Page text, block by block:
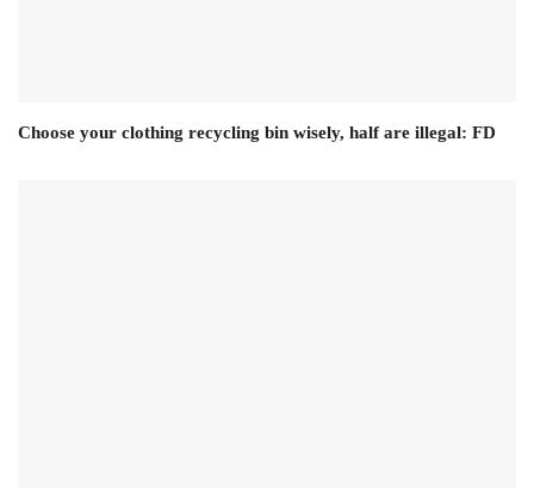
Choose your clothing recycling bin wisely, half are illegal: FD